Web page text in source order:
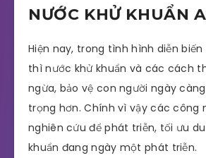
NƯỚC KHỬ KHUẨN
Hiện nay, trong tình hình diễn
thì nước khử khuẩn và các cách
ngừa, bảo vệ con người ngày
trọng hơn. Chính vì vậy các công
nghiên cứu để phát triễn, tối ưu
khuẩn đang ngày một phát triễn.